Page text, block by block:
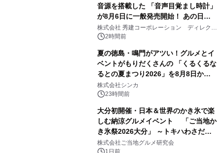
音源を搭載した 「音声目覚まし時計」
が8月6日に一般発売開始！ あの日の
大興奮が今甦る
株式会社 秀建コーポレーション ディレクト
アートギャラリー
2時間前
夏の徳島・鳴門がアツい！グルメとイ
ベントがもりだくさんの 「くるくるな
るとの夏まつり2026」を8月8日から9
日間開催 ～夏限定メニューや大抽選
会、大学芋スティックの振る舞いも～
株式会社シンカ
23時間前
大分初開催・日本＆世界のかき氷で楽
しむ納涼グルメイベント 「ご当地か
き氷祭2026大分」 ～トキハわさだタ
ウンで8月21日～31日まで11日間限定
株式会社ご当地グルメ研究会
1日前